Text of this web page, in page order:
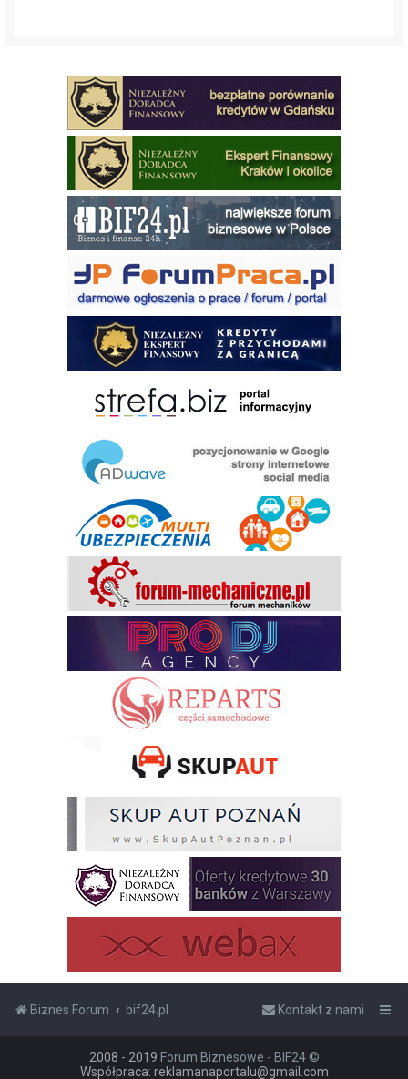
Biznes Forum bif24.pl Kontakt z nami
2008 - 2019 Forum Biznesowe - BIF24 ©
Współpraca: reklamanaportalu@gmail.com